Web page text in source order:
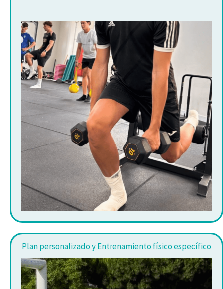
Plan personalizado y Entrenamiento físico específico